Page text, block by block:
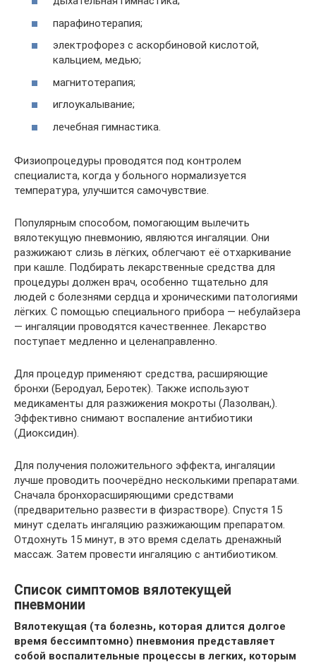
парафинотерапия;
электрофорез с аскорбиновой кислотой,
кальцием, медью;
магнитотерапия;
иглоукалывание;
лечебная гимнастика.
Физиопроцедуры проводятся под контролем
специалиста, когда у больного нормализуется
температура, улучшится самочувствие.
Популярным способом, помогающим вылечить
вялотекущую пневмонию, являются ингаляции. Они
разжижают слизь в лёгких, облегчают её отхаркивание
при кашле. Подбирать лекарственные средства для
процедуры должен врач, особенно тщательно для
людей с болезнями сердца и хроническими патологиями
лёгких. С помощью специального прибора — небулайзера
— ингаляции проводятся качественнее. Лекарство
поступает медленно и целенаправленно.
Для процедур применяют средства, расширяющие
бронхи (Беродуал, Беротек). Также используют
медикаменты для разжижения мокроты (Лазолван,).
Эффективно снимают воспаление антибиотики
(Диоксидин).
Для получения положительного эффекта, ингаляции
лучше проводить поочерёдно несколькими препаратами.
Сначала бронхорасширяющими средствами
(предварительно развести в физрастворе). Спустя 15
минут сделать ингаляцию разжижающим препаратом.
Отдохнуть 15 минут, в это время сделать дренажный
массаж. Затем провести ингаляцию с антибиотиком.
Список симптомов вялотекущей
пневмонии
Вялотекущая (та болезнь, которая длится долгое
время бессимптомно) пневмония представляет
собой воспалительные процессы в легких, которым